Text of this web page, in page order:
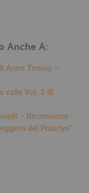
Anche A:
Anne Tenino –
valle Vol. 2 di
– Recensione
del Polarlys”